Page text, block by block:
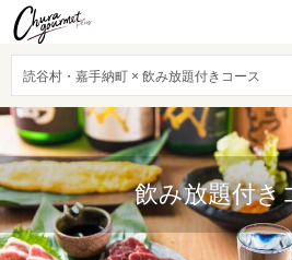
読谷村・嘉手納町 × 飲み放題付きコース
飲み放題付き